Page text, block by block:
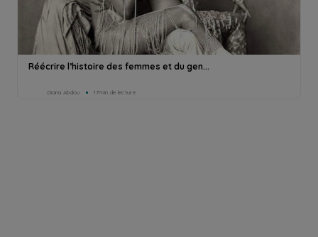
Réécrire l’histoire des femmes et du gen...
Diana Abdou 17min de lecture